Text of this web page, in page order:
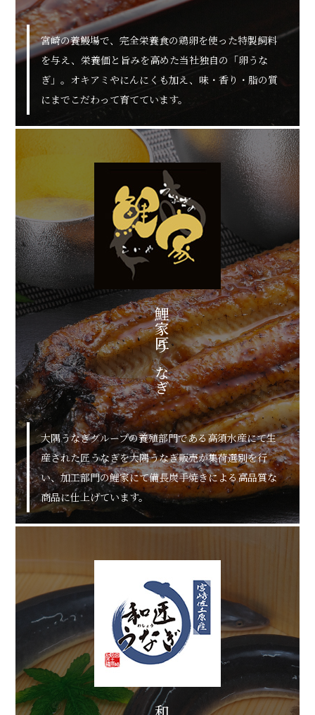
宮崎の養鰻場で、完全栄養食の鶏卵を使った特製飼料
を与え、栄養価と旨みを高めた当社独自の「卵うな
ぎ」。オキアミやにんにくも加え、味・香り・脂の質
にまでこだわって育てています。
鯉家匠うなぎ
大隅うなぎグループの養殖部門である高須水産にて生
産された匠うなぎを大隅うなぎ販売が集荷選別を行
い、加工部門の鯉家にて備長炭手焼きによる高品質な
商品に仕上げています。